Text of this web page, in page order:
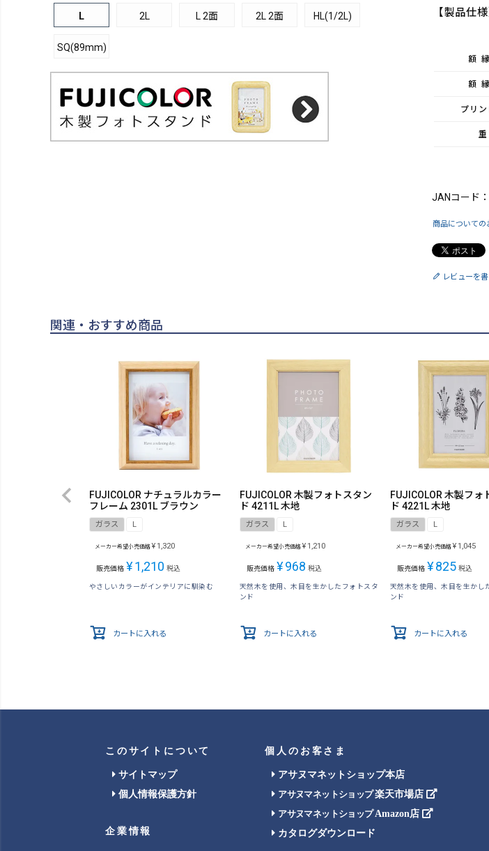
L 2L L 2面 2L 2面 HL(1/2L)
SQ(89mm)
【製品仕様
額
額
プリ
JANコード
商品についての
レビューを書
関連・おすすめ商品
FUJICOLOR ナチュラルカラー
フレーム 2301L ブラウン
ガラス L
メーカー希望小売価格 ¥ 1,320
販売価格 ¥1,210 税込
やさしいカラーがインテリアに馴染む
カートに入れる
FUJICOLOR 木製フォトスタン
ド 4211L 木地
ガラス L
メーカー希望小売価格 ¥ 1,210
販売価格 ¥968 税込
天然木を使用、木目を生かしたフォトスタ
ンド
カートに入れる
FUJICOLOR 木製フォ
ド 4221L 木地
ガラス L
メーカー希望小売価格 ¥ 1,045
販売価格 ¥825 税込
天然木を使用、木目を生かし
ンド
カートに入れる
このサイトについて
サイトマップ
個人情報保護方針
企業情報
個人のお客さま
アサヌマネットショップ本店
アサヌマネットショップ楽天市場店
アサヌマネットショップAmazon店
カタログダウンロード